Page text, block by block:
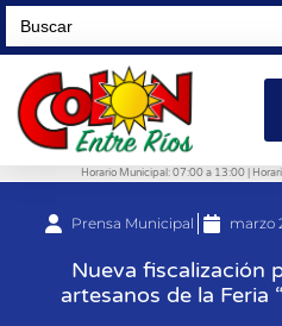
Search
for:
Horario Municipal: 07:00 a 13:00 |
Prensa Municipal marzo
Nueva fiscalización
artesanos de la Feria